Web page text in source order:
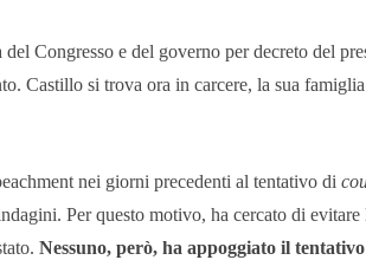
Congresso e del governo per decreto del
Castillo si trova ora in carcere, la sua
nei giorni precedenti al tentativo di
Per questo motivo, ha cercato di
Nessuno, però, ha appoggiato il